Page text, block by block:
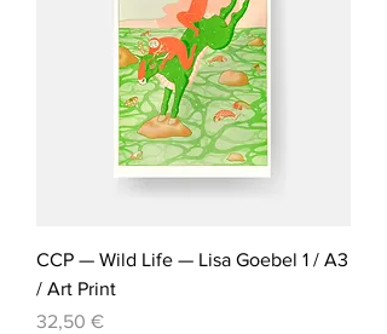
CCP — Wild Life — Lisa Goebel 1 / A3
/ Art Print
Preis
32,50 €